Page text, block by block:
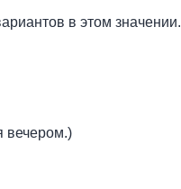
в этом значении.
вечером.)